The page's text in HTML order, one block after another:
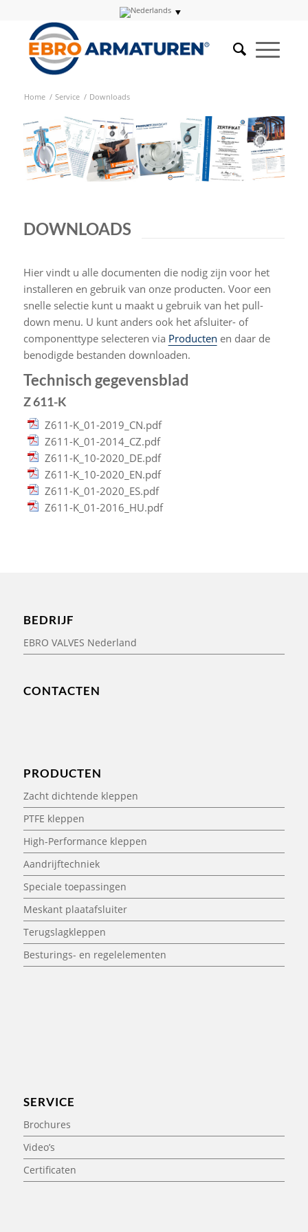
Home / Service / Downloads
DOWNLOADS
Hier vindt u alle documenten die nodig zijn voor het
installeren en gebruik van onze producten. Voor een
snelle selectie kunt u maakt u gebruik van het pull-
down menu. U kunt anders ook het afsluiter- of
componenttype selecteren via Producten en daar de
benodigde bestanden downloaden.
Technisch gegevensblad
Z 611-K
Z611-K_01-2019_CN.pdf
Z611-K_01-2014_CZ.pdf
Z611-K_10-2020_DE.pdf
Z611-K_10-2020_EN.pdf
Z611-K_01-2020_ES.pdf
Z611-K_01-2016_HU.pdf
BEDRIJF
EBRO VALVES Nederland
CONTACTEN
PRODUCTEN
Zacht dichtende kleppen
PTFE kleppen
High-Performance kleppen
Aandrijftechniek
Speciale toepassingen
Meskant plaatafsluiter
Terugslagkleppen
Besturings- en regelelementen
SERVICE
Brochures
Video’s
Certificaten